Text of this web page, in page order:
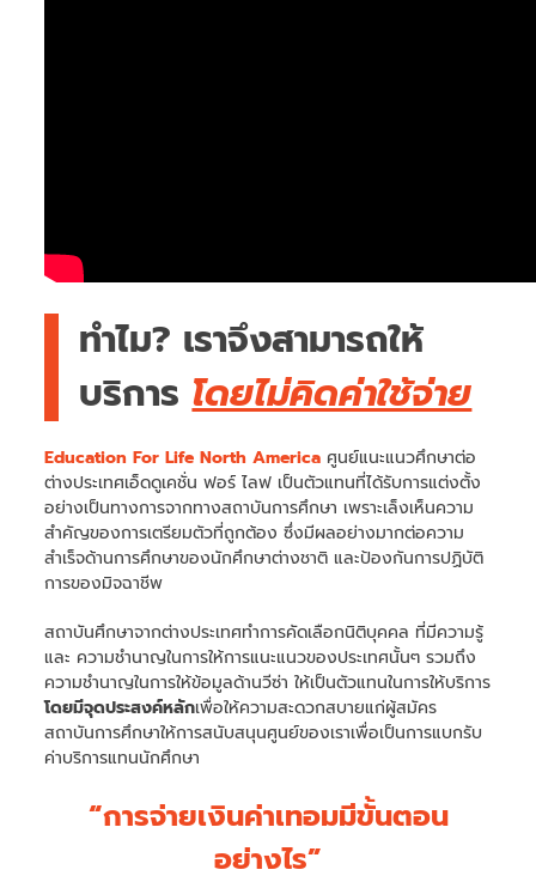
ทำไม? เราจึงสามารถให้
บริการโดยไม่คิดค่าใช้จ่าย
Education For Life North America ศูนย์แนะแนวศึกษาต่อ
ต่างประเทศเอ็ดดูเคชั่น ฟอร์ ไลฟ เป็นตัวแทนที่ได้รับการแต่งตั้ง
อย่างเป็นทางการจากทางสถาบันการศึกษา เพราะเล็งเห็นความ
สำคัญของการเตรียมตัวที่ถูกต้อง ซึ่งมีผลอย่างมากต่อความ
สำเร็จด้านการศึกษาของนักศึกษาต่างชาติ และป้องกันการปฏิบัติ
การของมิจฉาชีพ
สถาบันศึกษาจากต่างประเทศทำการคัดเลือกนิติบุคคล ที่มีความรู้
และ ความชำนาญในการให้การแนะแนวของประเทศนั้นๆ รวมถึง
ความชำนาญในการให้ข้อมูลด้านวีซ่า ให้เป็นตัวแทนในการให้บริการ
โดยมีจุดประสงค์หลักเพื่อให้ความสะดวกสบายแก่ผู้สมัคร
สถาบันการศึกษาให้การสนับสนุนศูนย์ของเราเพื่อเป็นการแบกรับ
ค่าบริการแทนนักศึกษา
“การจ่ายเงินค่าเทอมมีขั้นตอน
อย่างไร”